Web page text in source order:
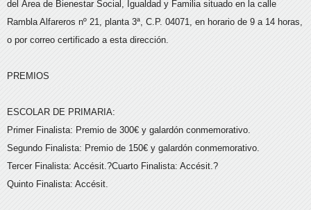
del Área de Bienestar Social, Igualdad y Familia situado en la calle
Rambla Alfareros nº 21, planta 3ª, C.P. 04071, en horario de 9 a 14 horas,
o por correo certificado a esta dirección.
PREMIOS
ESCOLAR DE PRIMARIA:
Primer Finalista: Premio de 300€ y galardón conmemorativo.
Segundo Finalista: Premio de 150€ y galardón conmemorativo.
Tercer Finalista: Accésit.?Cuarto Finalista: Accésit.?
Quinto Finalista: Accésit.